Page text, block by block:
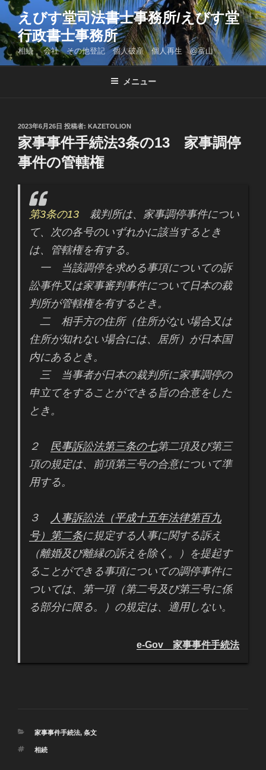
コ
ン
テ
ン
ツ
えびす堂司法書士事務所/えびす堂
行政書士事務所
相続 会社 その他登記 個人破産 個人再生 @富山
メニュー
投
稿
日:
2023年6月26日 投稿者: KAZETOLION
家事事件手続法3条の13 家事調停
事件の管轄権
第3条の13 裁判所は、家事調停事件につい
て、次の各号のいずれかに該当するとき
は、管轄権を有する。
一 当該調停を求める事項についての訴
訟事件又は家事審判事件について日本の裁
判所が管轄権を有するとき。
二 相手方の住所（住所がない場合又は
住所が知れない場合には、居所）が日本国
内にあるとき。
三 当事者が日本の裁判所に家事調停の
申立てをすることができる旨の合意をした
とき。
２ 民事訴訟法第三条の七第二項及び第三
項の規定は、前項第三号の合意について準
用する。
３
人事訴訟法（平成十五年法律第百九
号）第二条に規定する人事に関する訴え
（離婚及び離縁の訴えを除く。）を提起す
ることができる事項についての調停事件に
ついては、第一項（第二号及び第三号に係
る部分に限る。）の規定は、適用しない。
e-Gov 家事事件手続法
カ
ゴ
家事事件手続法, 条文
タ
相続